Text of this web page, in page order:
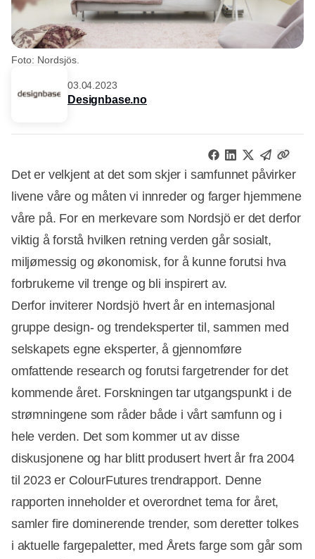
Foto: Nordsjös.
03.04.2023
Designbase.no
Det er velkjent at det som skjer i samfunnet påvirker
livene våre og måten vi innreder og farger hjemmene
våre på. For en merkevare som Nordsjö er det derfor
viktig å forstå hvilken retning verden går sosialt,
miljømessig og økonomisk, for å kunne forutsi hva
forbrukerne vil trenge og bli inspirert av.
Derfor inviterer Nordsjö hvert år en internasjonal
gruppe design- og trendeksperter til, sammen med
selskapets egne eksperter, å gjennomføre
omfattende research og forutsi fargetrender for det
kommende året. Forskningen tar utgangspunkt i de
strømningene som råder både i vårt samfunn og i
hele verden. Det som kommer ut av disse
diskusjonene og har blitt produsert hvert år fra 2004
til 2023 er ColourFutures trendrapport. Denne
rapporten inneholder et overordnet tema for året,
samler fire dominerende trender, som deretter tolkes
i aktuelle fargepaletter, med Årets farge som går som